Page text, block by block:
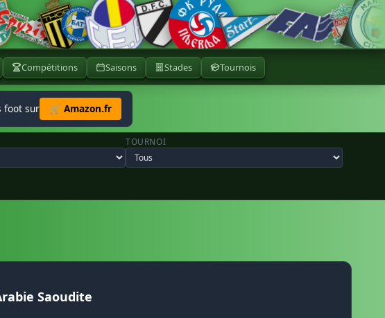
Compétitions Saisons Stades Tournois
foot sur 🛒 Amazon.fr
TOURNOI
Saoudite